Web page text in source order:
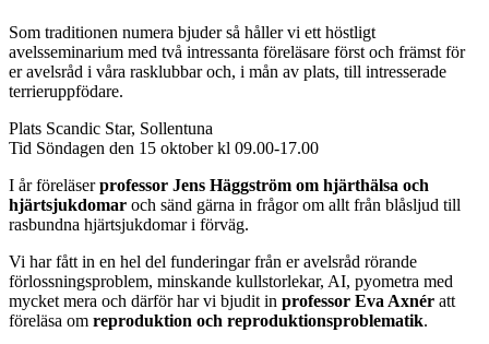
Som traditionen numera bjuder så håller vi ett höstligt
avelsseminarium med två intressanta föreläsare först och främst för
er avelsråd i våra rasklubbar och, i mån av plats, till intresserade
terrieruppfödare.
Plats Scandic Star, Sollentuna
Tid Söndagen den 15 oktober kl 09.00-17.00
I år föreläserprofessor Jens Häggström om hjärthälsa och
hjärtsjukdomar och sänd gärna in frågor om allt från blåsljud till
rasbundna hjärtsjukdomar i förväg.
Vi har fått in en hel del funderingar från er avelsråd rörande
förlossningsproblem, minskande kullstorlekar, AI, pyometra med
mycket mera och därför har vi bjudit in professor Eva Axnér att
föreläsa om reproduktion och reproduktionsproblematik.